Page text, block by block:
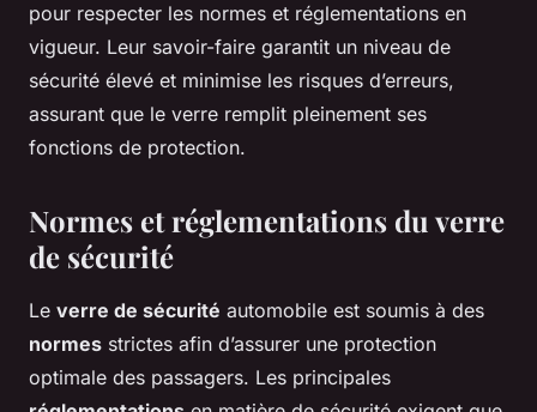
pour respecter les normes et réglementations en
vigueur. Leur savoir-faire garantit un niveau de
sécurité élevé et minimise les risques d’erreurs,
assurant que le verre remplit pleinement ses
fonctions de protection.
Normes et réglementations du verre
de sécurité
Le verre de sécurité automobile est soumis à des
normes strictes afin d’assurer une protection
optimale des passagers. Les principales